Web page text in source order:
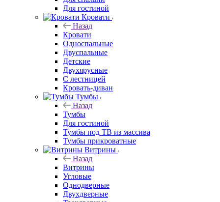
Для гостиной
Кровати
Назад
Кровати
Односпальные
Двуспальные
Детские
Двухярусные
С лестницей
Кровать-диван
Тумбы
Назад
Тумбы
Для гостиной
Тумбы под ТВ из массива
Тумбы прикроватные
Витрины
Назад
Витрины
Угловые
Однодверные
Двухдверные